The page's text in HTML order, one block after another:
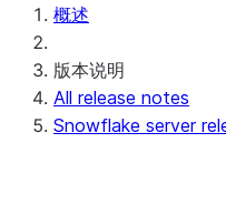
概述
版本说明
All release notes
Snowflake server